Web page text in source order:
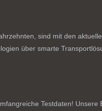
sind mit den
über smarte
Testdaten!